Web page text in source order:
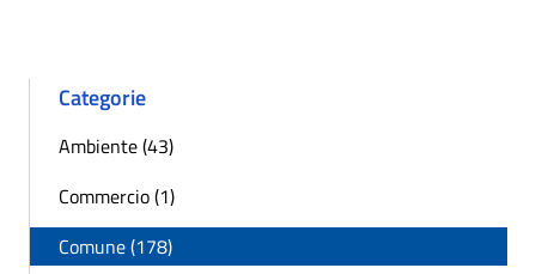
Categorie
Ambiente (43)
Commercio (1)
Comune (178)